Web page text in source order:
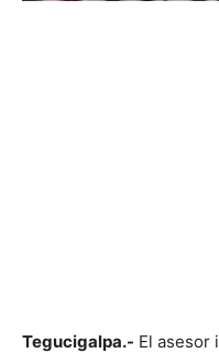
Tegucigalpa.- El asesor